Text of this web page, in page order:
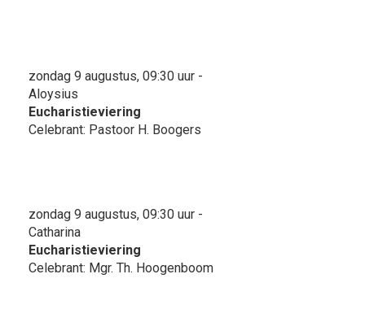
zondag 9 augustus, 09:30 uur -
Aloysius
Eucharistieviering
Celebrant: Pastoor H. Boogers
zondag 9 augustus, 09:30 uur -
Catharina
Eucharistieviering
Celebrant: Mgr. Th. Hoogenboom